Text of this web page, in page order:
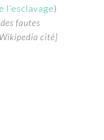
l’esclavage)
fautes
cité]